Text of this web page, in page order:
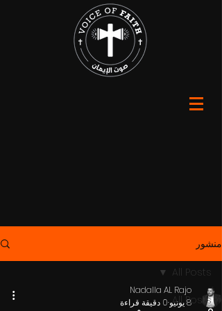
منشور
All Posts
All Posts
Nadalla AL Rajo
8 يونيو
0 دقيقة قراءة